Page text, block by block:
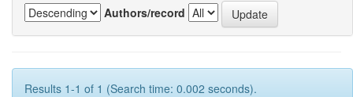
Authors/record
Results 1-1 of 1 (Search time: 0.002 seconds).